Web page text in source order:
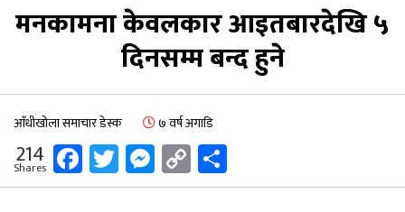
मनकामना केवलकार आइतबारदेखि ५
दिनसम्म बन्द हुने
आँधीखोला समाचार डेस्क ७ वर्ष अगाडि
214
Shares Facebook
Twitter
Messenger
Copy
Link